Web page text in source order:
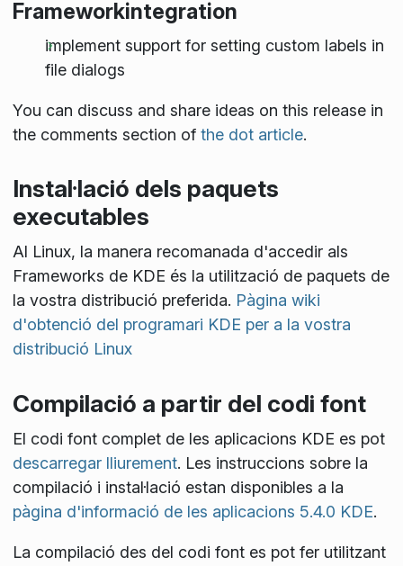
Frameworkintegration
implement support for setting custom labels in
file dialogs
You can discuss and share ideas on this release in
the comments section of the dot article.
Instal·lació dels paquets
executables
Al Linux, la manera recomanada d'accedir als
Frameworks de KDE és la utilització de paquets de
la vostra distribució preferida. Pàgina wiki
d'obtenció del programari KDE per a la vostra
distribució Linux
Compilació a partir del codi font
El codi font complet de les aplicacions KDE es pot
descarregar lliurement. Les instruccions sobre la
compilació i instal·lació estan disponibles a la
pàgina d'informació de les aplicacions 5.4.0 KDE.
La compilació des del codi font es pot fer utilitzant